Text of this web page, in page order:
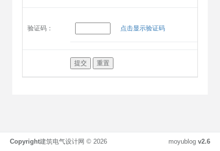
验证码： 点击显示验证码
moyublog v2.6
Copyright建筑电气设计网 © 2026